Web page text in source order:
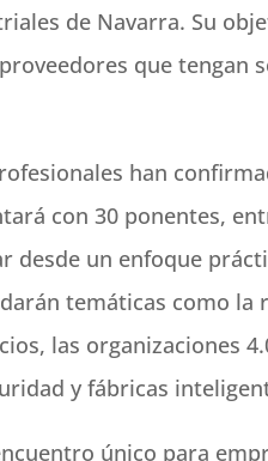
de Navarra. Su
que tengan
han
con 30 ponentes,
un enfoque
temáticas como la
las organizaciones
y fábricas
único para